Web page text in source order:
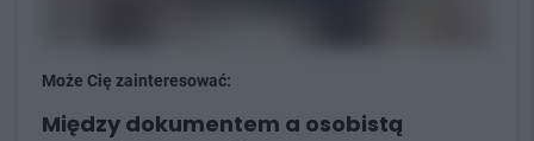
Może Cię zainteresować:
Między dokumentem a osobistą